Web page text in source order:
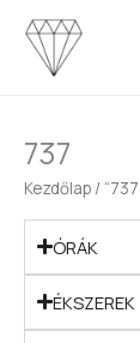
Skip
content
737
Kezdőlap /
ÓRÁK
ÉKSZEREK